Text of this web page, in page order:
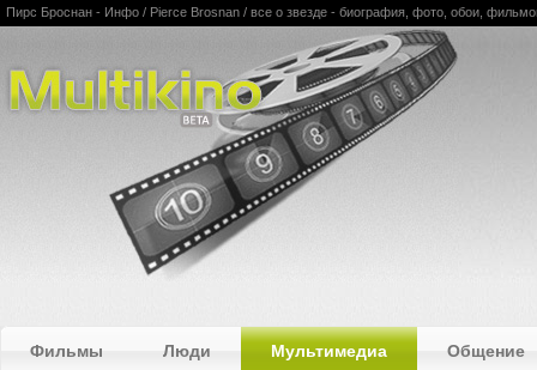
Multikino
Пирс Броснан - Инфо / Pierce Brosnan / все о звезде - биография, фото, обои,
Фильмы Люди Мультимедиа Общение